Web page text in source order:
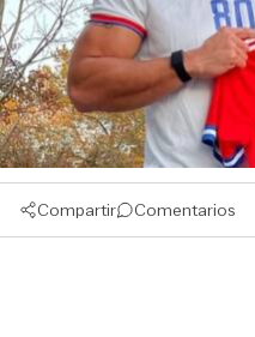
Compartir Comentarios